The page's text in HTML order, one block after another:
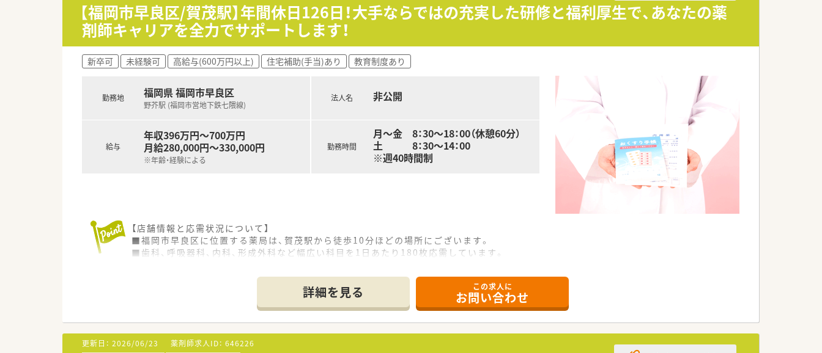
【法人特徴について】
■全国に調剤薬局やドラッグストアを180店舗以上展開しており、調剤マニュアルなどの内規が整っています。
■大手グループへの参画に伴い経営の安定性が非常に高く、安心して長期的に勤務を続けることが可能です。
■調剤専門や併設店勤務などバリエーション豊かな店舗展開をしており、状況に合わせた働き方の相談も可能です。
■お休みは完全週休2日制が導入されており、年間休日数は全職種共通で119日ときちんと確保されています。
■残業代の支給は1分単位で計算される仕組みのため、働いた分の成果がしっかりと給与に反映される仕組みです。
■他店舗へのヘルプ業務は基本的に発生しないため、配属された店舗での業務にじっくりと腰を据えて取り組めます。
【福岡市早良区/賀茂駅】年間休日126日！大手ならではの充実した研修と福利厚生で、あなたの薬
剤師キャリアを全力でサポートします！
新卒可 未経験可 高給与(600万円以上) 住宅補助(手当)あり 教育制度あり
勤務地 福岡県 福岡市早良区
野芥駅 (福岡市営地下鉄七隈線)
給与
年収396万円～700万円
月給280,000円～330,000円
※年齢・経験による
法人名 非公開
勤務時間
月～金 8：30～18：00（休憩60分）
土 8：30～14：00
※週40時間制
【店舗情報と応需状況について】
■福岡市早良区に位置する薬局は、賀茂駅から徒歩10分ほどの場所にございます。
■歯科、呼吸器科、内科、形成外科など幅広い科目を1日あたり180枚応需しています。
■より質の高い医療サービスを提供するため、新たな正社員薬剤師を募集しています。
■幅広い処方箋に対応できる向上心があり、積極的に業務に取り組める方を歓迎いたします。
■患者様とのコミュニケーションを大切にし、地域医療に貢献したい方を求めております。
【勤務実態について】
詳細を見る この求人に
お問い合わせ
更新日： 2026/06/23 薬剤師求人ID： 646226